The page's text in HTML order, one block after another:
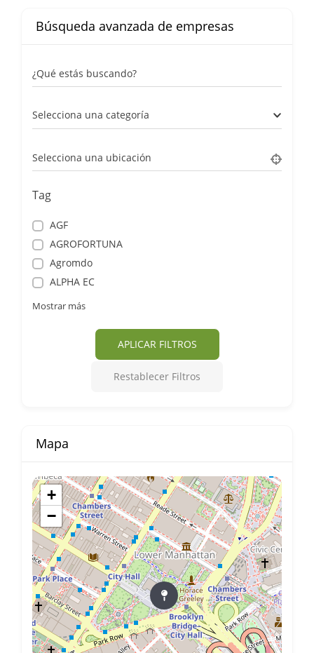
Búsqueda avanzada de empresas
¿Qué estás buscando?
Selecciona una categoría
Selecciona una ubicación
Tag
AGF
AGROFORTUNA
Agromdo
ALPHA EC
Mostrar más
APLICAR FILTROS
Restablecer Filtros
Mapa
+
−